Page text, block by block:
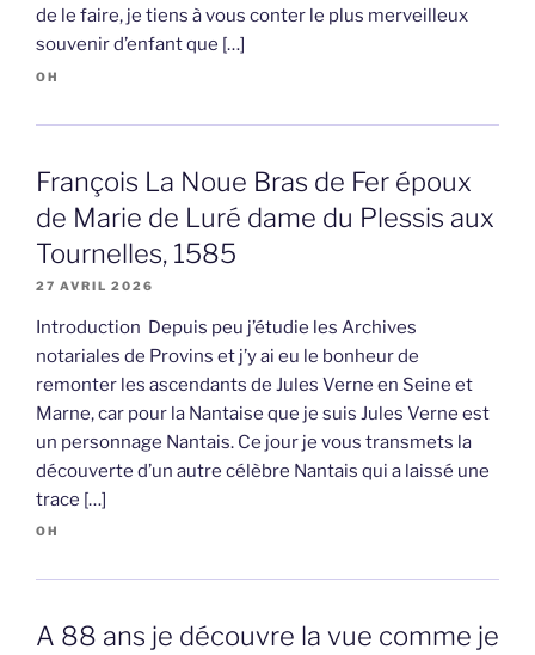
de le faire, je tiens à vous conter le plus merveilleux
souvenir d’enfant que […]
OH
François La Noue Bras de Fer époux
de Marie de Luré dame du Plessis aux
Tournelles, 1585
27 AVRIL 2026
Introduction Depuis peu j’étudie les Archives
notariales de Provins et j’y ai eu le bonheur de
remonter les ascendants de Jules Verne en Seine et
Marne, car pour la Nantaise que je suis Jules Verne est
un personnage Nantais. Ce jour je vous transmets la
découverte d’un autre célèbre Nantais qui a laissé une
trace […]
OH
A 88 ans je découvre la vue comme je